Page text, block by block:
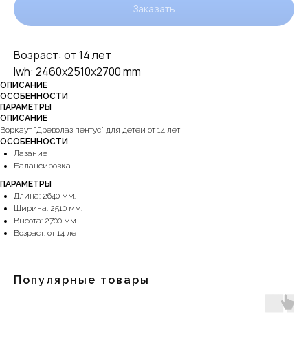
Заказать
Возраст: от 14 лет
lwh: 2460x2510x2700 mm
ОПИСАНИЕ
ОСОБЕННОСТИ
ПАРАМЕТРЫ
ОПИСАНИЕ
Воркаут "Древолаз пентус" для детей от 14 лет
ОСОБЕННОСТИ
Лазание
Балансировка
ПАРАМЕТРЫ
Длина: 2640 мм.
Ширина: 2510 мм.
Высота: 2700 мм.
Возраст: от 14 лет
Популярные товары